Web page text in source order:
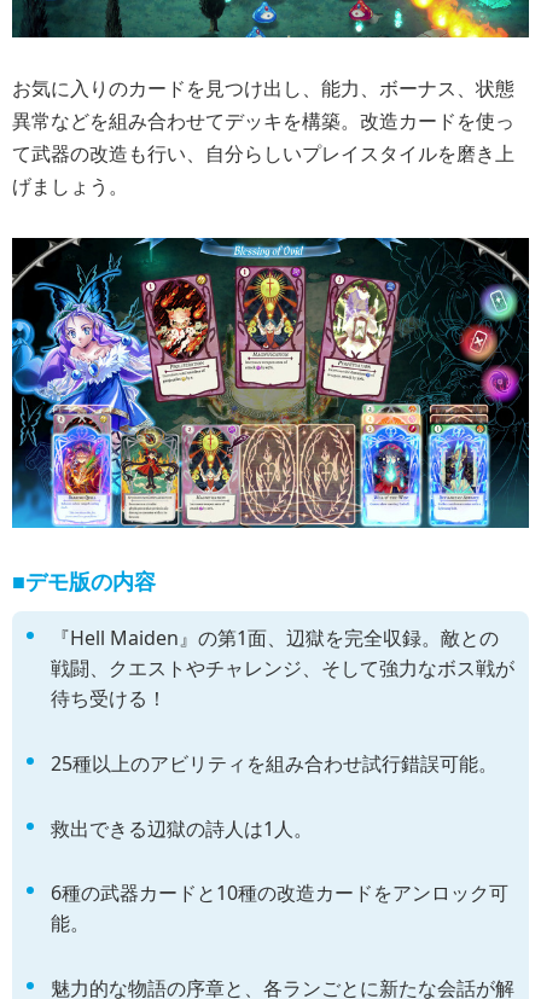
お気に入りのカードを見つけ出し、能力、ボーナス、状態
異常などを組み合わせてデッキを構築。改造カードを使っ
て武器の改造も行い、自分らしいプレイスタイルを磨き上
げましょう。
■デモ版の内容
『Hell Maiden』の第1面、辺獄を完全収録。敵との
戦闘、クエストやチャレンジ、そして強力なボス戦が
待ち受ける！
25種以上のアビリティを組み合わせ試行錯誤可能。
救出できる辺獄の詩人は1人。
6種の武器カードと10種の改造カードをアンロック可
能。
魅力的な物語の序章と、各ランごとに新たな会話が解